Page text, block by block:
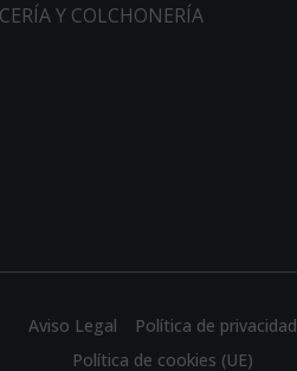
Y COLCHONERÍA
Aviso Legal
Política de privacidad
Política de cookies (UE)